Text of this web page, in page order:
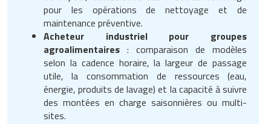
pour les opérations de nettoyage et de
maintenance préventive.
Acheteur industriel pour groupes
agroalimentaires: comparaison de modèles
selon la cadence horaire, la largeur de passage
utile, la consommation de ressources (eau,
énergie, produits de lavage) et la capacité à suivre
des montées en charge saisonnières ou multi-
sites.